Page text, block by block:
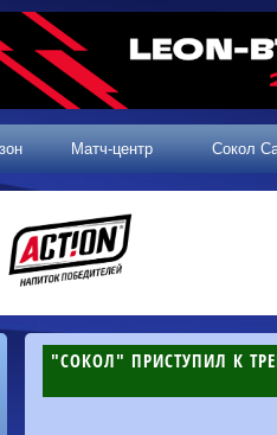
Матч-центр Сокол
"СОКОЛ" ПРИСТУПИЛ К